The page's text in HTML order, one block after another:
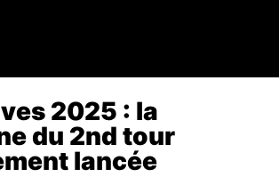
2025 : la
du 2nd tour
lancée